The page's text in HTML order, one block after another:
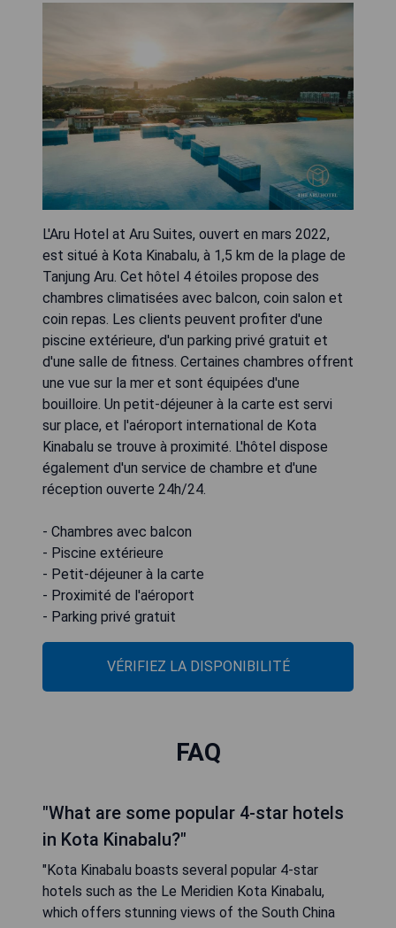
L'Aru Hotel at Aru Suites, ouvert en mars 2022,
est situé à Kota Kinabalu, à 1,5 km de la plage de
Tanjung Aru. Cet hôtel 4 étoiles propose des
chambres climatisées avec balcon, coin salon et
coin repas. Les clients peuvent profiter d'une
piscine extérieure, d'un parking privé gratuit et
d'une salle de fitness. Certaines chambres offrent
une vue sur la mer et sont équipées d'une
bouilloire. Un petit-déjeuner à la carte est servi
sur place, et l'aéroport international de Kota
Kinabalu se trouve à proximité. L'hôtel dispose
également d'un service de chambre et d'une
réception ouverte 24h/24.
- Chambres avec balcon
- Piscine extérieure
- Petit-déjeuner à la carte
- Proximité de l'aéroport
- Parking privé gratuit
VÉRIFIEZ LA DISPONIBILITÉ
FAQ
"What are some popular 4-star hotels
in Kota Kinabalu?"
"Kota Kinabalu boasts several popular 4-star
hotels such as the Le Meridien Kota Kinabalu,
which offers stunning views of the South China